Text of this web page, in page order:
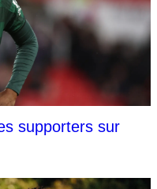
supporters sur